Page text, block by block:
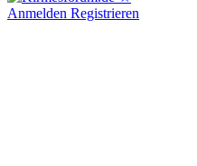
Anmelden Registrieren